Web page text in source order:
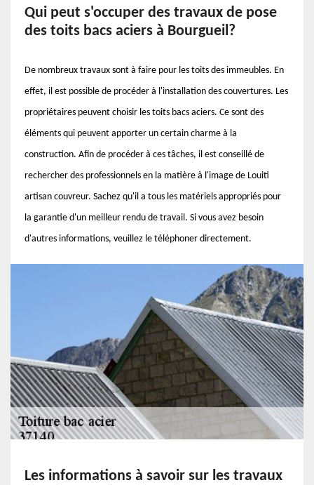
Qui peut s'occuper des travaux de pose
des toits bacs aciers à Bourgueil?
De nombreux travaux sont à faire pour les toits des immeubles. En
effet, il est possible de procéder à l'installation des couvertures. Les
propriétaires peuvent choisir les toits bacs aciers. Ce sont des
éléments qui peuvent apporter un certain charme à la
construction. Afin de procéder à ces tâches, il est conseillé de
rechercher des professionnels en la matière à l'image de Louiti
artisan couvreur. Sachez qu'il a tous les matériels appropriés pour
la garantie d'un meilleur rendu de travail. Si vous avez besoin
d'autres informations, veuillez le téléphoner directement.
Les informations à savoir sur les travaux